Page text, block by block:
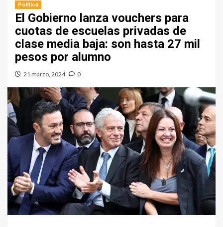
Política
El Gobierno lanza vouchers para
cuotas de escuelas privadas de
clase media baja: son hasta 27 mil
pesos por alumno
21 marzo, 2024 0